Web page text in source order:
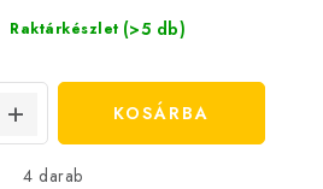
Raktárkészlet (>5 db)
KOSÁRBA
4 darab